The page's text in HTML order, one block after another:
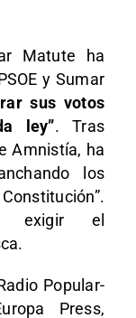
Matute ha
y Sumar
sus votos
ley”. Tras
Amnistía, ha
los
exigir el
Popular-
Press,